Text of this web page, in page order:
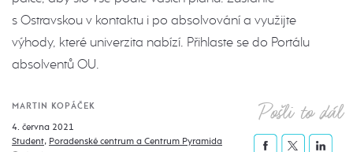
s Ostravskou v kontaktu i po absolvování a využijte
výhody, které univerzita nabízí. Přihlaste se do Portálu
absolventů OU.
MARTIN KOPÁČEK
4. června 2021
Student, Poradenské centrum a Centrum Pyramida
Pošli to dál